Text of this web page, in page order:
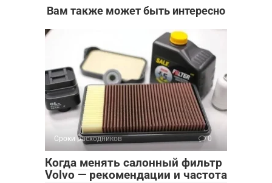
Вам также может быть интересно
Сроки расходников 0
Когда менять салонный фильтр
Volvo — рекомендации и частота